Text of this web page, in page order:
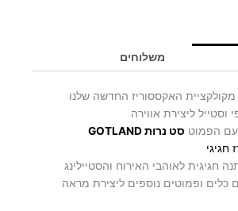
משלוחים
מקולקציית האקססוריז החדשה שלנו
וסטייל ליצירת אווירה
עם הפמוט סט נרות GOTLAND
חגיגי
חגיגית לאוהבי האירוח והסטיילינג
כלים ופמוטים נוספים ליצירת מראה